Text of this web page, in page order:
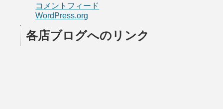
コメントフィード
WordPress.org
各店ブログへのリンク